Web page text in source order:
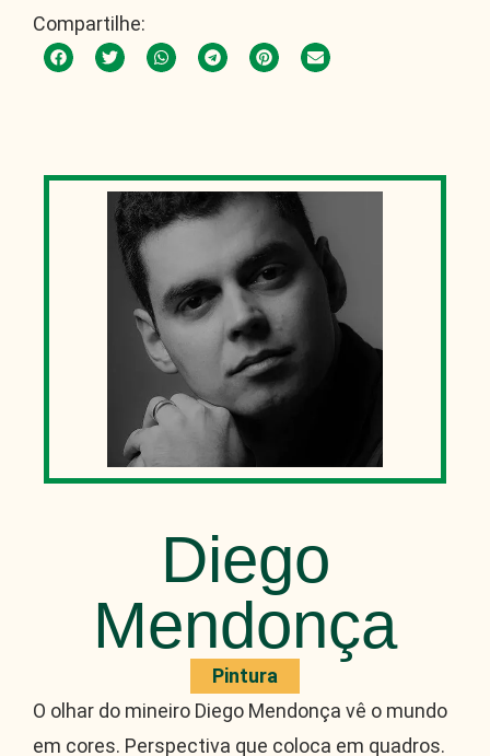
Compartilhe:
Diego
Mendonça
Pintura
O olhar do mineiro Diego Mendonça vê o mundo
em cores. Perspectiva que coloca em quadros.